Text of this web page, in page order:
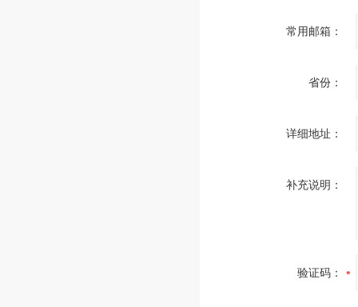
常用邮箱：
省份：
详细地址：
补充说明：
验证码：